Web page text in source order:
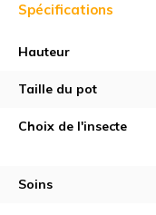
Spécifications
Hauteur
Taille du pot
Choix de l'insecte
Soins